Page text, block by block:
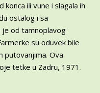
konca ili vune i slagala ih
ostalog i sa
je od tamnoplavog
su oduvek bile
putovanjima. Ova
tetke u Zadru, 1971.